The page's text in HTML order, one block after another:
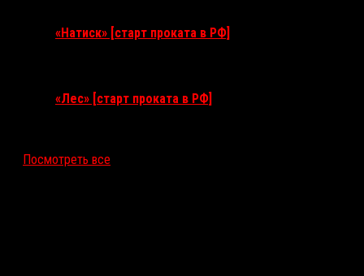
«Натиск» [старт проката в РФ]
«Лес» [старт проката в РФ]
Посмотреть все